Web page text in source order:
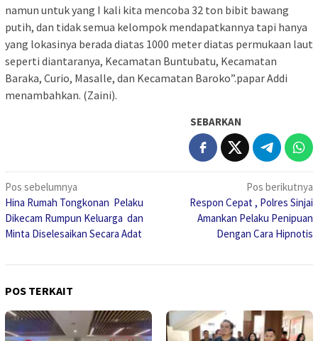
namun untuk yang I kali kita mencoba 32 ton bibit bawang
putih, dan tidak semua kelompok mendapatkannya tapi hanya
yang lokasinya berada diatas 1000 meter diatas permukaan laut
seperti diantaranya, Kecamatan Buntubatu, Kecamatan
Baraka, Curio, Masalle, dan Kecamatan Baroko”.papar Addi
menambahkan. (Zaini).
SEBARKAN
Navigasi
pos
Pos sebelumnya
Hina Rumah Tongkonan Pelaku
Dikecam Rumpun Keluarga dan
Minta Diselesaikan Secara Adat
Pos berikutnya
Respon Cepat , Polres Sinjai
Amankan Pelaku Penipuan
Dengan Cara Hipnotis
POS TERKAIT